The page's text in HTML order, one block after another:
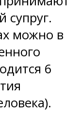
супруг.
можно в
6